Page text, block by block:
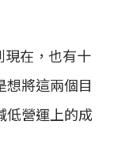
現在，也有十
將這兩個目
低營運上的成